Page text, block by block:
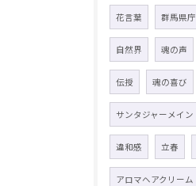
花言葉 群馬県庁
自然界 魂の声
伝授 魂の喜び
サンタジャーメイン
違和感 立春
アロマヘアクリーム